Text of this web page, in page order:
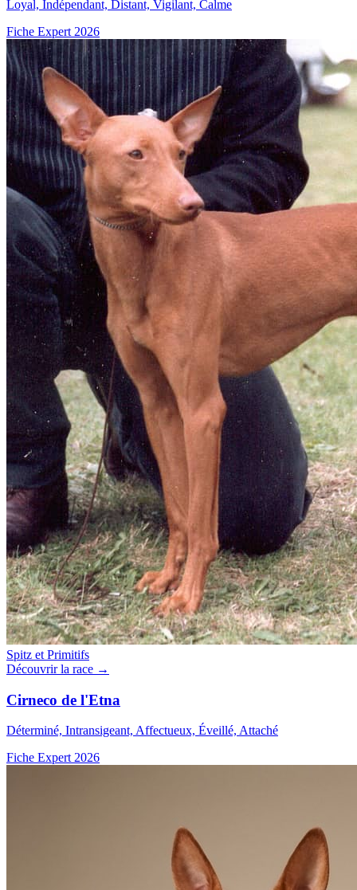
Loyal, Indépendant, Distant, Vigilant, Calme
Fiche Expert 2026
Spitz et Primitifs
Découvrir la race →
Cirneco de l'Etna
Déterminé, Intransigeant, Affectueux, Éveillé, Attaché
Fiche Expert 2026